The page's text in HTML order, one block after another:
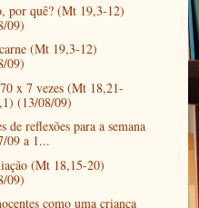
por quê? (Mt 19,3-12)
09)
(Mt 19,3-12)
09)
x 7 vezes (Mt 18,21-
(13/08/09)
de reflexões para a semana
09 a 1...
(Mt 18,15-20)
09)
como uma criança